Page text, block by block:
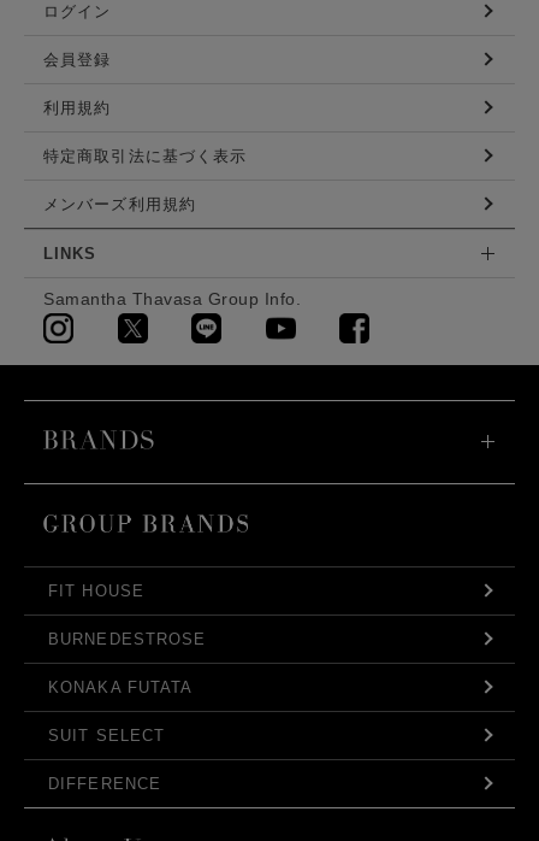
ログイン
会員登録
利用規約
特定商取引法に基づく表示
メンバーズ利用規約
LINKS
Samantha Thavasa Group Info.
FIT HOUSE
BURNEDESTROSE
KONAKA FUTATA
SUIT SELECT
DIFFERENCE